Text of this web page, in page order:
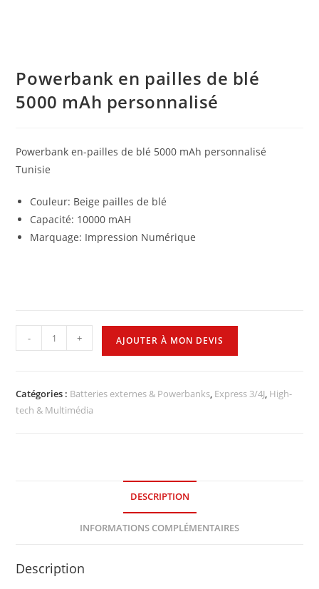
Powerbank en pailles de blé
5000 mAh personnalisé
Powerbank en-pailles de blé 5000 mAh personnalisé
Tunisie
Couleur: Beige pailles de blé
Capacité: 10000 mAH
Marquage: Impression Numérique
- + AJOUTER À MON DEVIS
Catégories : Batteries externes & Powerbanks, Express 3/4J, High-
tech & Multimédia
DESCRIPTION
INFORMATIONS COMPLÉMENTAIRES
Description